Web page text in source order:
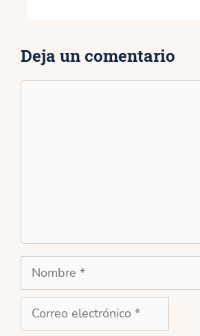
Deja un comentario
Nombre
Correo